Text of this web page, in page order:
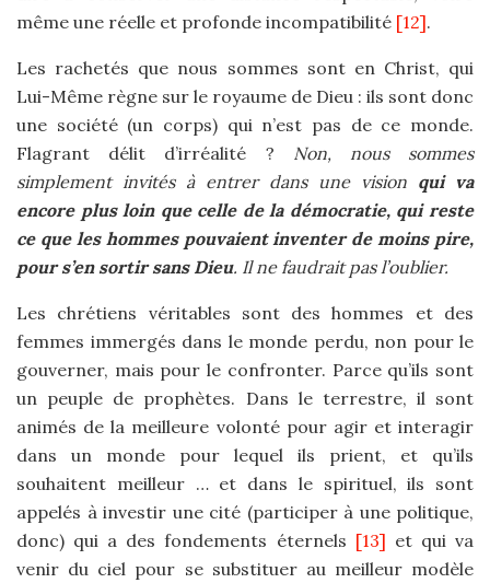
même une réelle et profonde incompatibilité [12].
Les rachetés que nous sommes sont en Christ, qui
Lui-Même règne sur le royaume de Dieu : ils sont donc
une société (un corps) qui n’est pas de ce monde.
Flagrant délit d’irréalité ? Non, nous sommes
simplement invités à entrer dans une vision qui va
encore plus loin que celle de la démocratie, qui reste
ce que les hommes pouvaient inventer de moins pire,
pour s’en sortir sans Dieu. Il ne faudrait pas l’oublier.
Les chrétiens véritables sont des hommes et des
femmes immergés dans le monde perdu, non pour le
gouverner, mais pour le confronter. Parce qu’ils sont
un peuple de prophètes. Dans le terrestre, il sont
animés de la meilleure volonté pour agir et interagir
dans un monde pour lequel ils prient, et qu’ils
souhaitent meilleur … et dans le spirituel, ils sont
appelés à investir une cité (participer à une politique,
donc) qui a des fondements éternels [13] et qui va
venir du ciel pour se substituer au meilleur modèle